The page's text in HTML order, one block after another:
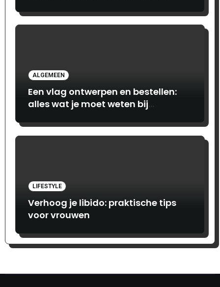
ALGEMEEN
Een vlag ontwerpen en bestellen:
alles wat je moet weten bij
LIFESTYLE
Verhoog je libido: praktische tips
voor vrouwen